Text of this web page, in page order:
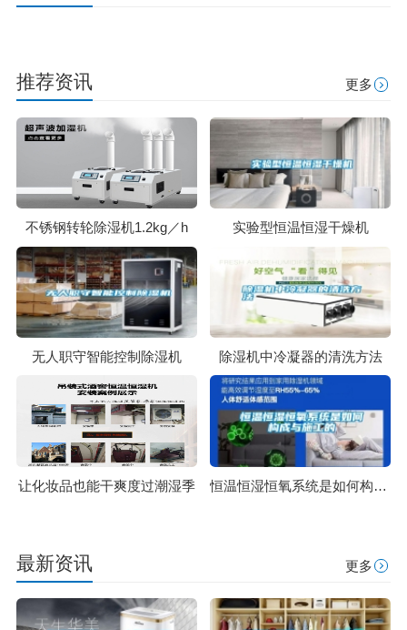
推荐资讯 更多
不锈钢转轮除湿机1.2kg／h 实验型恒温恒湿干燥机
无人职守智能控制除湿机 除湿机中冷凝器的清洗方法
让化妆品也能干爽度过潮湿季 恒温恒湿恒氧系统是如何构成与施工的
最新资讯 更多